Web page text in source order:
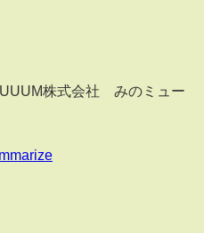
株式会社 みのミュー